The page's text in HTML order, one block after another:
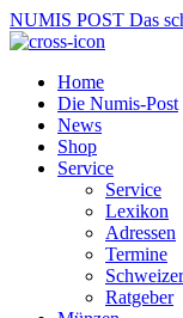
NUMIS POST Das
Home
Die Numis-Post
News
Shop
Service
Service
Lexikon
Adressen
Termine
Ratgeber